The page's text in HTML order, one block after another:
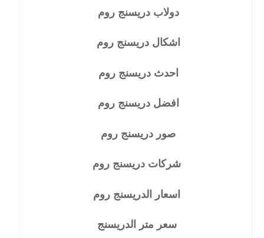
دولاب دريسنج روم
اشكال دريسنج روم
احدث دريسنج روم
افضل دريسنج روم
صور دريسنج روم
شركات دريسنج روم
اسعار الدريسنج روم
سعر متر الدريسنج